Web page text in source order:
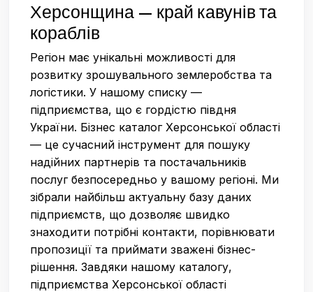
Херсонщина — край кавунів та
кораблів
Регіон має унікальні можливості для
розвитку зрошувального землеробства та
логістики. У нашому списку —
підприємства, що є гордістю півдня
України. Бізнес каталог Херсонської області
— це сучасний інструмент для пошуку
надійних партнерів та постачальників
послуг безпосередньо у вашому регіоні. Ми
зібрали найбільш актуальну базу даних
підприємств, що дозволяє швидко
знаходити потрібні контакти, порівнювати
пропозиції та приймати зважені бізнес-
рішення. Завдяки нашому каталогу,
підприємства Херсонської області